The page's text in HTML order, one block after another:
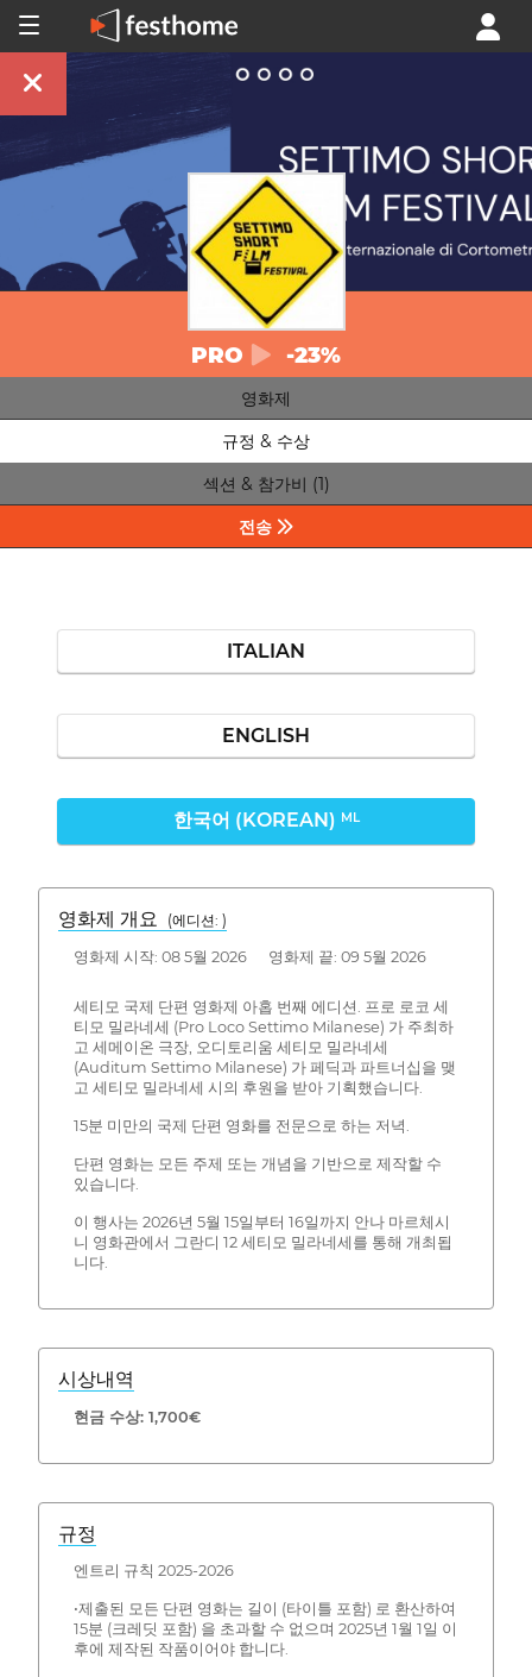
PRO -23%
영화제
규정 & 수상
섹션 & 참가비 (1)
전송
ITALIAN
ENGLISH
한국어 (KOREAN) ML
영화제 개요 (에디션: )
영화제 시작: 08 5월 2026 영화제 끝: 09 5월 2026
세티모 국제 단편 영화제 아홉 번째 에디션. 프로 로코 세
티모 밀라네세 (Pro Loco Settimo Milanese) 가 주최하
고 세메이온 극장, 오디토리움 세티모 밀라네세
(Auditum Settimo Milanese) 가 페딕과 파트너십을 맺
고 세티모 밀라네세 시의 후원을 받아 기획했습니다.
15분 미만의 국제 단편 영화를 전문으로 하는 저녁.
단편 영화는 모든 주제 또는 개념을 기반으로 제작할 수
있습니다.
이 행사는 2026년 5월 15일부터 16일까지 안나 마르체시
니 영화관에서 그란디 12 세티모 밀라네세를 통해 개최됩
니다.
시상내역
현금 수상: 1,700€
규정
엔트리 규칙 2025-2026
•제출된 모든 단편 영화는 길이 (타이틀 포함) 로 환산하여
15분 (크레딧 포함) 을 초과할 수 없으며 2025년 1월 1일 이
후에 제작된 작품이어야 합니다.